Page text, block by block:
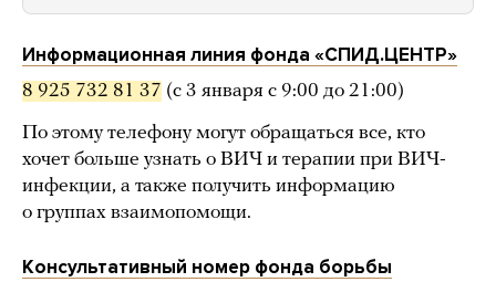
Информационная линия фонда «СПИД.ЦЕНТР»
8 925 732 81 37 (с 3 января с 9:00 до 21:00)
По этому телефону могут обращаться все, кто
хочет больше узнать о ВИЧ и терапии при ВИЧ-
инфекции, а также получить информацию
о группах взаимопомощи.
Консультативный номер фонда борьбы